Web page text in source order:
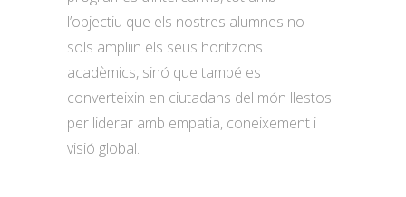
l’objectiu que els nostres alumnes no
sols ampliïn els seus horitzons
acadèmics, sinó que també es
converteixin en ciutadans del món llestos
per liderar amb empatia, coneixement i
visió global.